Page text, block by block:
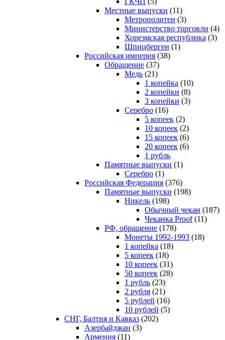
Местные выпуски (11)
Метрополитен (3)
Министерство торговли (4)
Хорезмская республика (3)
Шпицберген (1)
Российская империя (38)
Обращение (37)
Медь (21)
1 копейка (10)
2 копейки (8)
3 копейки (3)
Серебро (16)
5 копеек (2)
10 копеек (2)
15 копеек (6)
20 копеек (6)
1 рубль
Памятные выпуски (1)
Серебро (1)
Российская Федерация (376)
Памятные выпуски (198)
Никель (198)
Обычный чекан (187)
Чеканка Proof(11)
РФ, обращение (178)
Монеты 1992-1993 (18)
1 копейка (18)
5 копеек (18)
10 копеек (31)
50 копеек (28)
1 рубль (23)
2 рубля (21)
5 рублей (16)
10 рублей (5)
СНГ, Балтия и Кавказ (202)
Азербайджан (3)
Армения (11)